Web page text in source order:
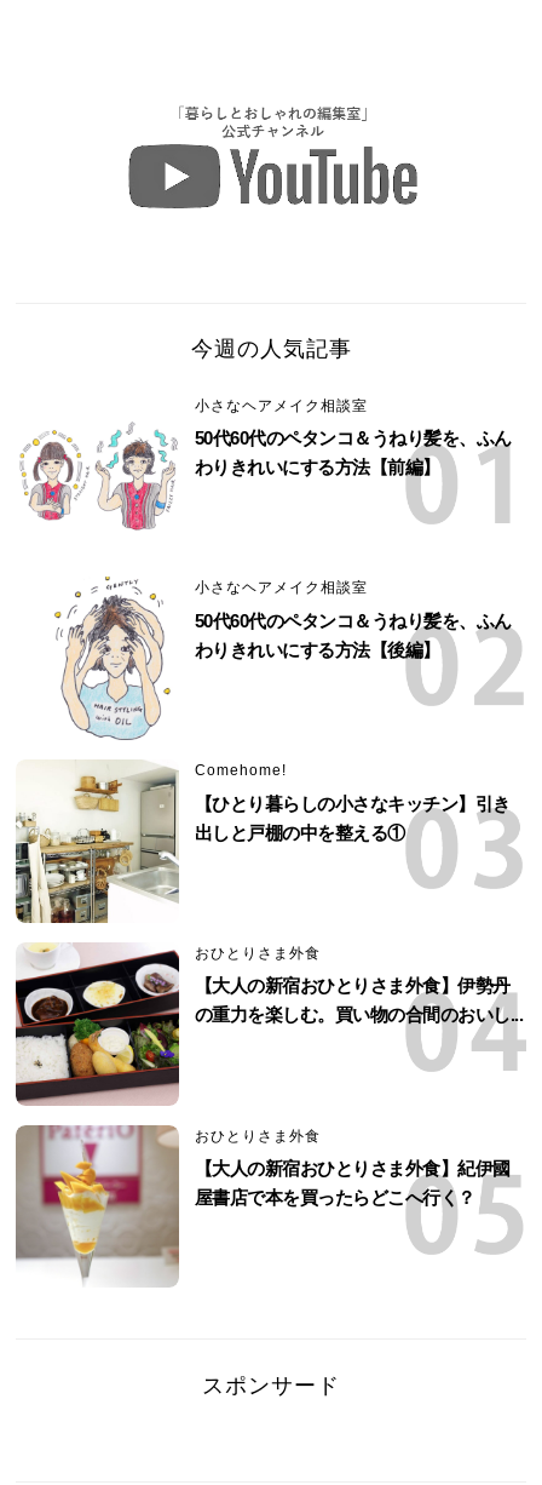
今週の人気記事
小さなヘアメイク相談室
50代60代のペタンコ＆うねり髪を、ふん
わりきれいにする方法【前編】
小さなヘアメイク相談室
50代60代のペタンコ＆うねり髪を、ふん
わりきれいにする方法【後編】
Comehome!
【ひとり暮らしの小さなキッチン】引き
出しと戸棚の中を整える①
おひとりさま外食
【大人の新宿おひとりさま外食】伊勢丹
の重力を楽しむ。買い物の合間のおいし...
おひとりさま外食
【大人の新宿おひとりさま外食】紀伊國
屋書店で本を買ったらどこへ行く？
スポンサード